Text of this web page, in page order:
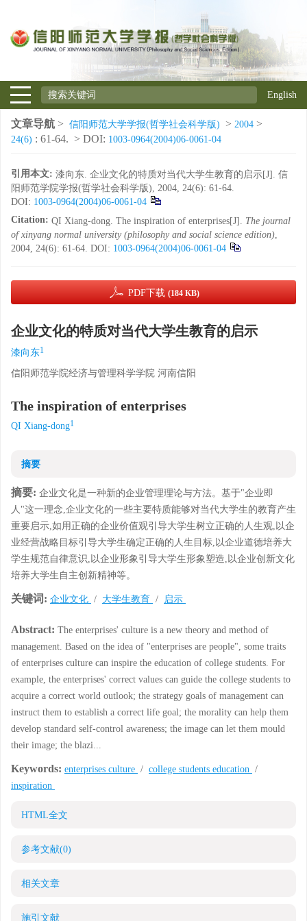
English
文章导航 > 信阳师范大学学报(哲学社会科学版) > 2004 >
24(6) : 61-64. > DOI: 1003-0964(2004)06-0061-04
引用本文: 漆向东. 企业文化的特质对当代大学生教育的启示[J]. 信
阳师范学院学报(哲学社会科学版), 2004, 24(6): 61-64.
DOI: 1003-0964(2004)06-0061-04
Citation: QI Xiang-dong. The inspiration of enterprises[J]. The journal
of xinyang normal university (philosophy and social science edition),
2004, 24(6): 61-64. DOI: 1003-0964(2004)06-0061-04
PDF下载 (184 KB)
企业文化的特质对当代大学生教育的启示
漆向东1
信阳师范学院经济与管理科学学院 河南信阳
The inspiration of enterprises
QI Xiang-dong1
摘要
摘要: 企业文化是一种新的企业管理理论与方法。基于"企业即
人"这一理念,企业文化的一些主要特质能够对当代大学生的教育产生
重要启示,如用正确的企业价值观引导大学生树立正确的人生观,以企
业经营战略目标引导大学生确定正确的人生目标,以企业道德培养大
学生规范自律意识,以企业形象引导大学生形象塑造,以企业创新文化
培养大学生自主创新精神等。
关键词: 企业文化 / 大学生教育 / 启示
Abstract: The enterprises' culture is a new theory and method of
management. Based on the idea of "enterprises are people", some traits
of enterprises culture can inspire the education of college students. For
example, the enterprises' correct values can guide the college students to
acquire a correct world outlook; the strategy goals of management can
instruct them to establish a correct life goal; the morality can help them
develop standard self-control awareness; the image can let them mould
their image; the blazi...
Keywords: enterprises culture / college students education /
inspiration
HTML全文
参考文献(0)
相关文章
施引文献